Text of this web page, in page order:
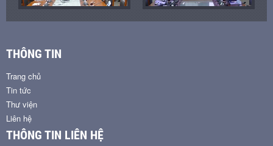
THÔNG TIN
Trang chủ
Tin tức
Thư viện
Liên hệ
THÔNG TIN LIÊN HỆ